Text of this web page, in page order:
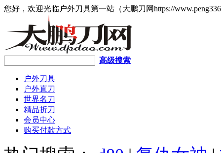
您好，欢迎光临户外刀具第一站（大鹏刀网https://
高级搜索
户外刀具
户外直刀
世界名刀
精品折刀
会员中心
购买付款方式